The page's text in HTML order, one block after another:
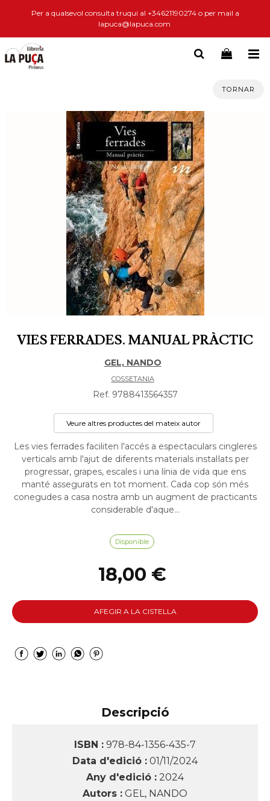
Per a qualsevol consulta truqui al +34621190274 o per mail a
lapuca@lapuca.com
TORNAR
VIES FERRADES. MANUAL PRÀCTIC
GEL, NANDO
COSSETANIA
Ref. 9788413564357
Veure altres productes del mateix autor
Les vies ferrades faciliten l'accés a espectaculars cingleres
verticals amb l'ajut de diferents materials instal·lats per
progressar, grapes, escales i una línia de vida que ens
manté assegurats en tot moment. Cada cop són més
conegudes a casa nostra amb un augment de practicants
considerable d'aque...
Disponible
18,00 €
AFEGIR A LA CISTELLA
Descripció
ISBN : 978-84-1356-435-7
Data d'edició : 01/11/2024
Any d'edició : 2024
Autors : GEL, NANDO